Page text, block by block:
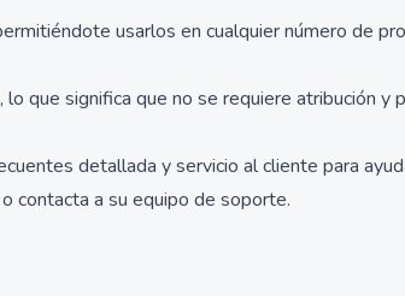
usarlos en cualquier número de
que significa que no se requiere atribución
detallada y servicio al cliente para
contacta a su equipo de soporte.